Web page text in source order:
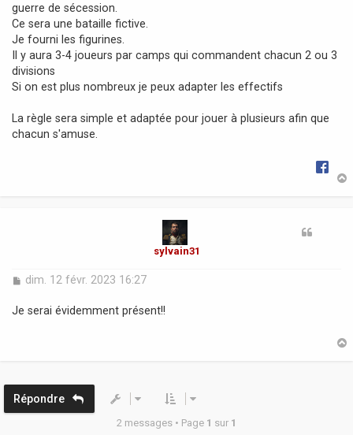
a
g
e
guerre de sécession.
Ce sera une bataille fictive.
Je fourni les figurines.
Il y aura 3-4 joueurs par camps qui commandent chacun 2 ou 3
divisions
Si on est plus nombreux je peux adapter les effectifs
La règle sera simple et adaptée pour jouer à plusieurs afin que
chacun s'amuse.
sylvain31
M
s
dim. 12 févr. 2023 16:27
Je serai évidemment présent!!
Répondre
2 messages • Page 1 sur 1